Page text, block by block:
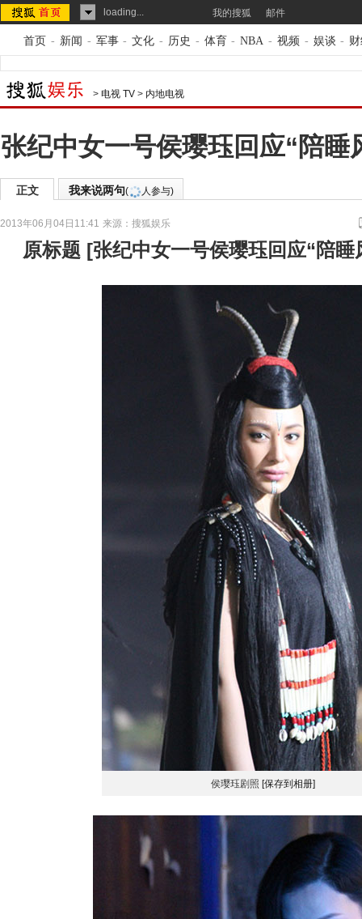
loading... 我的搜狐 邮件
首页 - 新闻 - 军事 - 文化 - 历史 - 体育 - NBA - 视频 - 娱谈 -
> 电视 TV > 内地电视
张纪中女一号侯璎珏回应“陪睡
正文 我来说两句( 人参与)
2013年06月04日11:41 来源： 搜狐娱乐
原标题 [张纪中女一号侯璎珏回应“陪睡
侯璎珏剧照 [保存到相册]